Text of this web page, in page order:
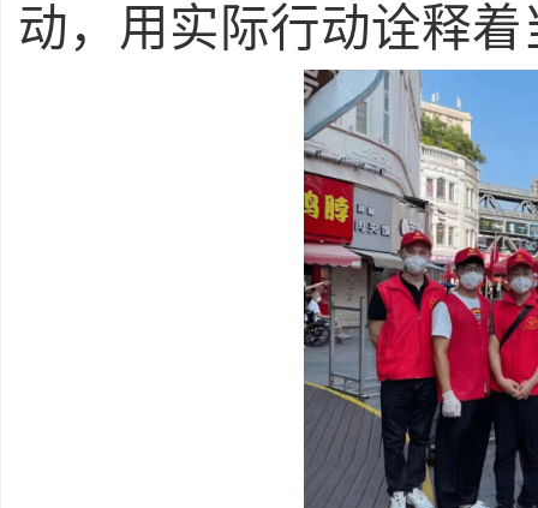
动，用实际行动诠释